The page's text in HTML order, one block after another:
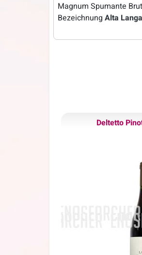
Magnum Spumante
Bezeichnung Alta
Deltetto